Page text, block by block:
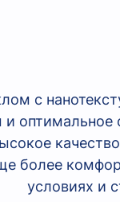
с
и
более
условиях и